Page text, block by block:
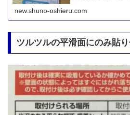
new.shuno-oshieru.com
ツルツルの平滑面にのみ貼